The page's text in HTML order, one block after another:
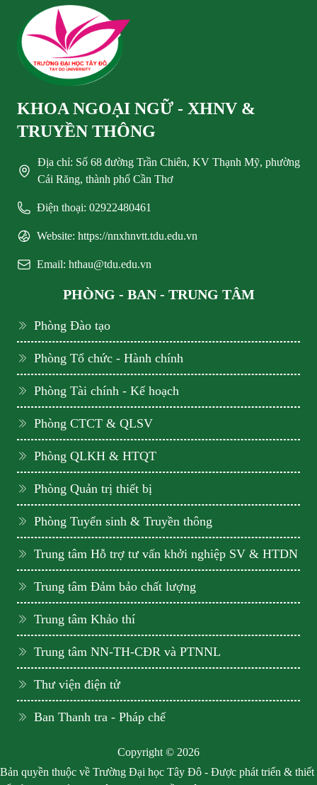
KHOA NGOẠI NGỮ - XHNV &
TRUYỀN THÔNG
Địa chỉ: Số 68 đường Trần Chiên, KV Thạnh Mỹ, phường
Cái Răng, thành phố Cần Thơ
Điện thoại: 02922480461
Website: https://nnxhnvtt.tdu.edu.vn
Email: hthau@tdu.edu.vn
PHÒNG - BAN - TRUNG TÂM
Phòng Đào tạo
Phòng Tổ chức - Hành chính
Phòng Tài chính - Kế hoạch
Phòng CTCT & QLSV
Phòng QLKH & HTQT
Phòng Quản trị thiết bị
Phòng Tuyển sinh & Truyền thông
Trung tâm Hỗ trợ tư vấn khởi nghiệp SV & HTDN
Trung tâm Đảm bảo chất lượng
Trung tâm Khảo thí
Trung tâm NN-TH-CĐR và PTNNL
Thư viện điện tử
Ban Thanh tra - Pháp chế
Copyright © 2026
Bản quyền thuộc về Trường Đại học Tây Đô - Được phát triển & thiết